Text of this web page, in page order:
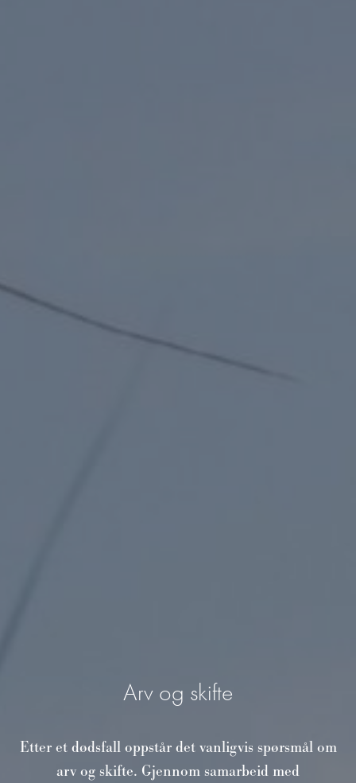
Arv og skifte
Etter et dødsfall oppstår det vanligvis spørsmål om
arv og skifte. Gjennom samarbeid med